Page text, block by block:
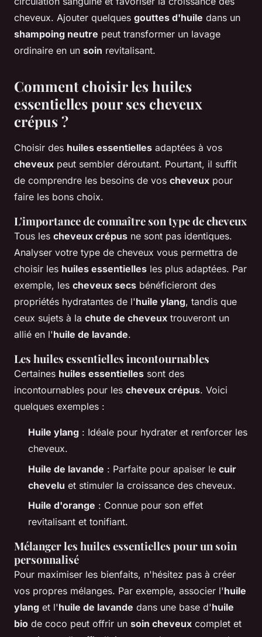
cheveux. Ajouter quelques gouttes d'huile dans un
shampoing neutre peut transformer un lavage
ordinaire en un soin revitalisant.
Comment choisir les huiles
essentielles pour ses cheveux
crépus ?
Choisir des huiles essentielles adaptées à vos
cheveux peut sembler déroutant. Pourtant, il suffit
de comprendre les besoins de vos cheveux pour
faire les bons choix.
L'importance de connaître son type de cheveux
Tous les cheveux crépus ne sont pas identiques.
Analyser votre type de cheveux vous permettra de
choisir les huiles essentielles les plus adaptées. Par
exemple, les cheveux secs bénéficieront des
propriétés hydratantes de l'huile ylang, tandis que
ceux sujets à la chute de cheveux trouveront un
allié en l'huile de lavande.
Les huiles essentielles incontournables
Certaines huiles essentielles sont des
incontournables pour les cheveux crépus. Voici
quelques exemples :
Huile ylang : Idéale pour hydrater et renforcer les
cheveux.
Huile de lavande : Parfaite pour apaiser le cuir
chevelu et stimuler la croissance des cheveux.
Huile d'orange : Connue pour son effet
revitalisant et tonifiant.
Mélanger les huiles essentielles pour un soin
personnalisé
Pour maximiser les bienfaits, n'hésitez pas à créer
vos propres mélanges. Par exemple, associer l'huile
ylang et l'huile de lavande dans une base d'huile
bio de coco peut offrir un soin cheveux complet et